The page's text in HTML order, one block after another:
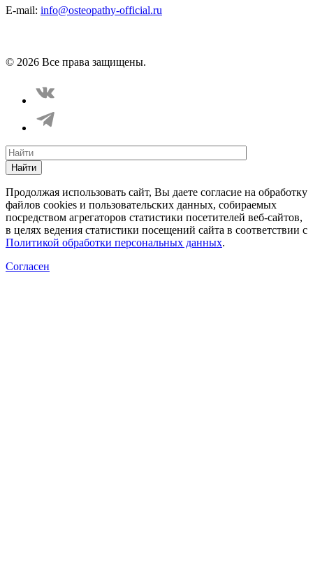
E-mail: info@osteopathy-official.ru
© 2026 Все права защищены.
Найти
Продолжая использовать сайт, Вы даете согласие на обработку
файлов cookies и пользовательских данных, собираемых
посредством агрегаторов статистики посетителей веб-сайтов,
в целях ведения статистики посещений сайта в соответствии с
Политикой обработки персональных данных.
Согласен